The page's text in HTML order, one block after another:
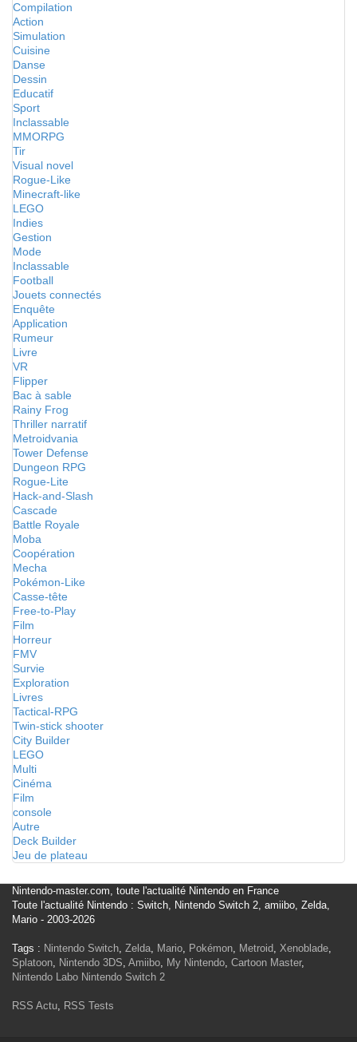
Compilation
Action
Simulation
Cuisine
Danse
Dessin
Educatif
Sport
Inclassable
MMORPG
Tir
Visual novel
Rogue-Like
Minecraft-like
LEGO
Indies
Gestion
Mode
Inclassable
Football
Jouets connectés
Enquête
Application
Rumeur
Livre
VR
Flipper
Bac à sable
Rainy Frog
Thriller narratif
Metroidvania
Tower Defense
Dungeon RPG
Rogue-Lite
Hack-and-Slash
Cascade
Battle Royale
Moba
Coopération
Mecha
Pokémon-Like
Casse-tête
Free-to-Play
Film
Horreur
FMV
Survie
Exploration
Livres
Tactical-RPG
Twin-stick shooter
City Builder
LEGO
Multi
Cinéma
Film
console
Autre
Deck Builder
Jeu de plateau
Nintendo-master.com, toute l'actualité Nintendo en France
Toute l'actualité Nintendo : Switch, Nintendo Switch 2, amiibo, Zelda,
Mario - 2003-2026
Tags : Nintendo Switch, Zelda, Mario, Pokémon, Metroid, Xenoblade,
Splatoon, Nintendo 3DS, Amiibo, My Nintendo, Cartoon Master,
Nintendo Labo Nintendo Switch 2
RSS Actu, RSS Tests